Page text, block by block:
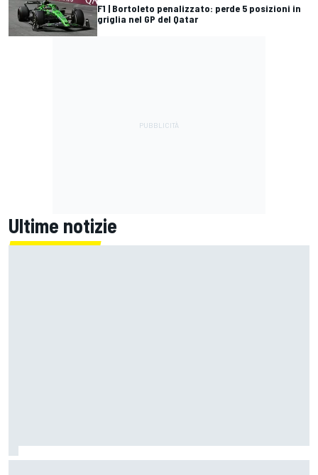
F1 | Bortoleto penalizzato: perde 5 posizioni in
griglia nel GP del Qatar
Ultime notizie